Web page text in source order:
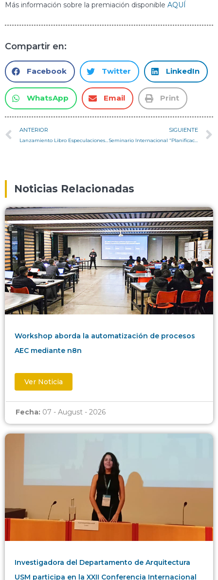
Más información sobre la premiación disponible AQUÍ
Compartir en:
Facebook Twitter LinkedIn
WhatsApp Email Print
ANTERIOR SIGUIENTE
Seminario Internacional “Planificación Urbana en Áreas Centrales de Ciudad”
Noticias Relacionadas
Workshop aborda la automatización de procesos
AEC mediante n8n
Ver Noticia
Fecha: 07 - August - 2026
Investigadora del Departamento de Arquitectura
USM participa en la XXII Conferencia Internacional